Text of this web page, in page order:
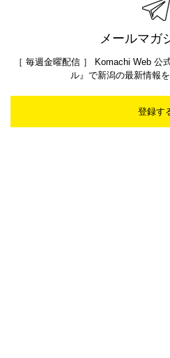
メールマガ
［ 毎週金曜配信 ］ Komachi Web 公
ル』で新潟の最新情報
登録す